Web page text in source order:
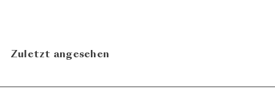
Zuletzt angesehen